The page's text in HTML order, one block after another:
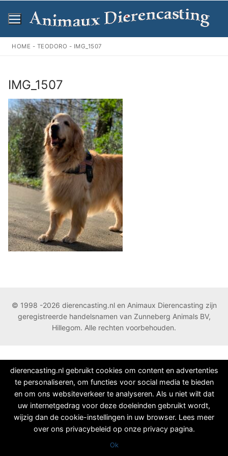
naar
inhoud
HOME - TEODORO - IMG_1507
IMG_1507
© 1998 -2026 dierencasting.nl en Animaux Dierencasting zijn
geregistreerde handelsnamen van Zunneberg Animals BV,
Hillegom. Alle rechten voorbehouden.
dierencasting.nl gebruikt cookies om content en advertenties
te personaliseren, om functies voor social media te bieden
en om ons websiteverkeer te analyseren. Als u niet wilt dat
uw internetgedrag voor deze doeleinden gebruikt wordt,
wijzig dan de cookie-instellingen in uw browser. Lees meer
over ons privacybeleid op onze privacy pagina.
Ok